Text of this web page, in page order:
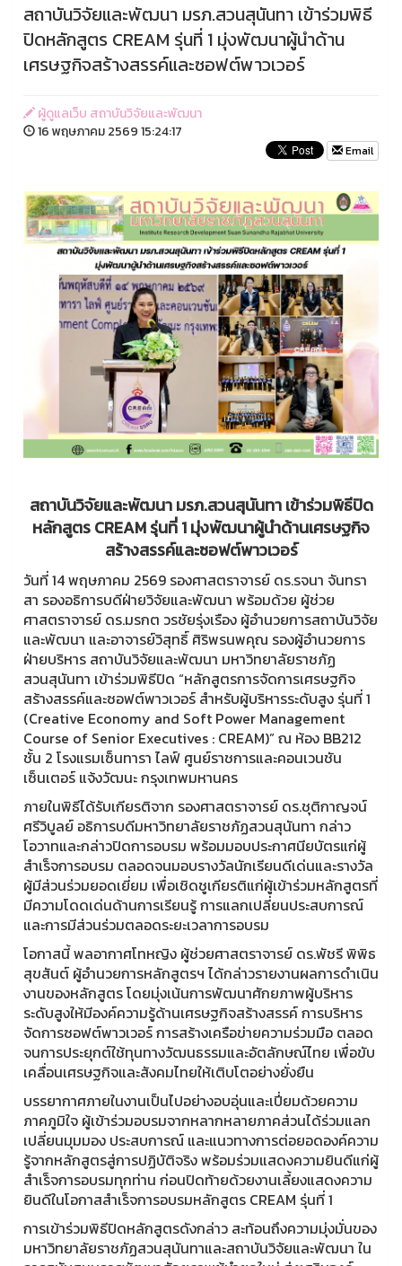
สถาบันวิจัยและพัฒนา มรภ.สวนสุนันทา เข้าร่วมพิธี
ปิดหลักสูตร CREAM รุ่นที่ 1 มุ่งพัฒนาผู้นำด้าน
เศรษฐกิจสร้างสรรค์และซอฟต์พาวเวอร์
ผู้ดูแลเว็บ สถาบันวิจัยและพัฒนา
16 พฤษภาคม 2569 15:24:17
Email
สถาบันวิจัยและพัฒนา มรภ.สวนสุนันทา เข้าร่วมพิธีปิด
หลักสูตร CREAM รุ่นที่ 1 มุ่งพัฒนาผู้นำด้านเศรษฐกิจ
สร้างสรรค์และซอฟต์พาวเวอร์
วันที่ 14 พฤษภาคม 2569 รองศาสตราจารย์ ดร.รจนา จันทรา
สา รองอธิการบดีฝ่ายวิจัยและพัฒนา พร้อมด้วย ผู้ช่วย
ศาสตราจารย์ ดร.มรกต วรชัยรุ่งเรือง ผู้อำนวยการสถาบันวิจัย
และพัฒนา และอาจารย์วิสุทธิ์ ศิริพรนพคุณ รองผู้อำนวยการ
ฝ่ายบริหาร สถาบันวิจัยและพัฒนา มหาวิทยาลัยราชภัฏ
สวนสุนันทา เข้าร่วมพิธีปิด “หลักสูตรการจัดการเศรษฐกิจ
สร้างสรรค์และซอฟต์พาวเวอร์ สำหรับผู้บริหารระดับสูง รุ่นที่ 1
(Creative Economy and Soft Power Management
Course of Senior Executives : CREAM)” ณ ห้อง BB212
ชั้น 2 โรงแรมเซ็นทารา ไลฟ์ ศูนย์ราชการและคอนเวนชัน
เซ็นเตอร์ แจ้งวัฒนะ กรุงเทพมหานคร
ภายในพิธีได้รับเกียรติจาก รองศาสตราจารย์ ดร.ชุติกาญจน์
ศรีวิบูลย์ อธิการบดีมหาวิทยาลัยราชภัฏสวนสุนันทา กล่าว
โอวาทและกล่าวปิดการอบรม พร้อมมอบประกาศนียบัตรแก่ผู้
สำเร็จการอบรม ตลอดจนมอบรางวัลนักเรียนดีเด่นและรางวัล
ผู้มีส่วนร่วมยอดเยี่ยม เพื่อเชิดชูเกียรติแก่ผู้เข้าร่วมหลักสูตรที่
มีความโดดเด่นด้านการเรียนรู้ การแลกเปลี่ยนประสบการณ์
และการมีส่วนร่วมตลอดระยะเวลาการอบรม
โอกาสนี้ พลอากาศโทหญิง ผู้ช่วยศาสตราจารย์ ดร.พัชรี พิพิธ
สุขสันต์ ผู้อำนวยการหลักสูตรฯ ได้กล่าวรายงานผลการดำเนิน
งานของหลักสูตร โดยมุ่งเน้นการพัฒนาศักยภาพผู้บริหาร
ระดับสูงให้มีองค์ความรู้ด้านเศรษฐกิจสร้างสรรค์ การบริหาร
จัดการซอฟต์พาวเวอร์ การสร้างเครือข่ายความร่วมมือ ตลอด
จนการประยุกต์ใช้ทุนทางวัฒนธรรมและอัตลักษณ์ไทย เพื่อขับ
เคลื่อนเศรษฐกิจและสังคมไทยให้เติบโตอย่างยั่งยืน
บรรยากาศภายในงานเป็นไปอย่างอบอุ่นและเปี่ยมด้วยความ
ภาคภูมิใจ ผู้เข้าร่วมอบรมจากหลากหลายภาคส่วนได้ร่วมแลก
เปลี่ยนมุมมอง ประสบการณ์ และแนวทางการต่อยอดองค์ความ
รู้จากหลักสูตรสู่การปฏิบัติจริง พร้อมร่วมแสดงความยินดีแก่ผู้
สำเร็จการอบรมทุกท่าน ก่อนปิดท้ายด้วยงานเลี้ยงแสดงความ
ยินดีในโอกาสสำเร็จการอบรมหลักสูตร CREAM รุ่นที่ 1
การเข้าร่วมพิธีปิดหลักสูตรดังกล่าว สะท้อนถึงความมุ่งมั่นของ
มหาวิทยาลัยราชภัฏสวนสุนันทาและสถาบันวิจัยและพัฒนา ใน